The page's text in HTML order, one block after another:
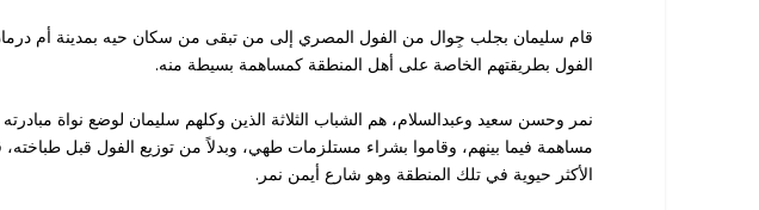
قام سليمان بجلب جِوال من الفول المصري إلى من تبقى من سكان حيه بمدينة أم
الفول بطريقتهم الخاصة على أهل المنطقة كمساهمة بسيطة منه.
نمر وحسن سعيد وعبدالسلام، هم الشباب الثلاثة الذين وكلهم سليمان لوضع نواة
مساهمة فيما بينهم، وقاموا بشراء مستلزمات طهي، وبدلاً من توزيع الفول قبل طباخته،
الأكثر حيوية في تلك المنطقة وهو شارع أيمن نمر.